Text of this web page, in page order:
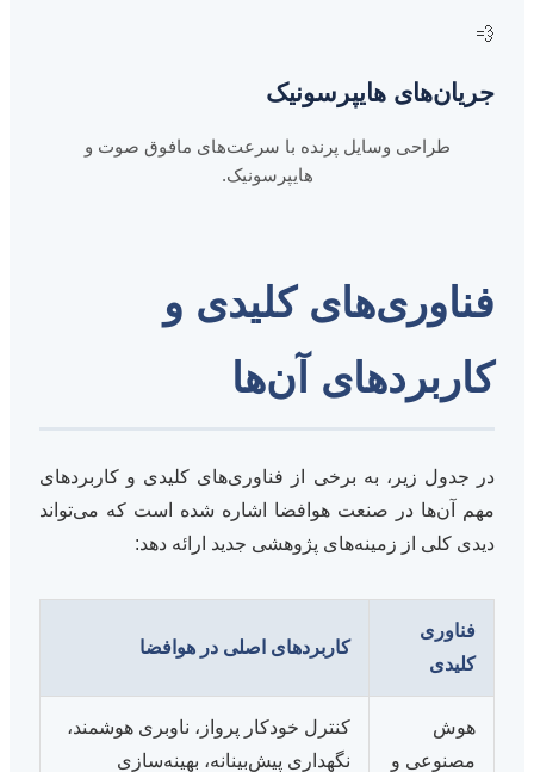
💨
جریان‌های هایپرسونیک
طراحی وسایل پرنده با سرعت‌های مافوق صوت و
هایپرسونیک.
فناوری‌های کلیدی و
کاربردهای آن‌ها
در جدول زیر، به برخی از فناوری‌های کلیدی و کاربردهای
مهم آن‌ها در صنعت هوافضا اشاره شده است که می‌تواند
دیدی کلی از زمینه‌های پژوهشی جدید ارائه دهد:
فناوری
کلیدی
کاربردهای اصلی در هوافضا
هوش
مصنوعی و
کنترل خودکار پرواز، ناوبری هوشمند،
نگهداری پیش‌بینانه، بهینه‌سازی